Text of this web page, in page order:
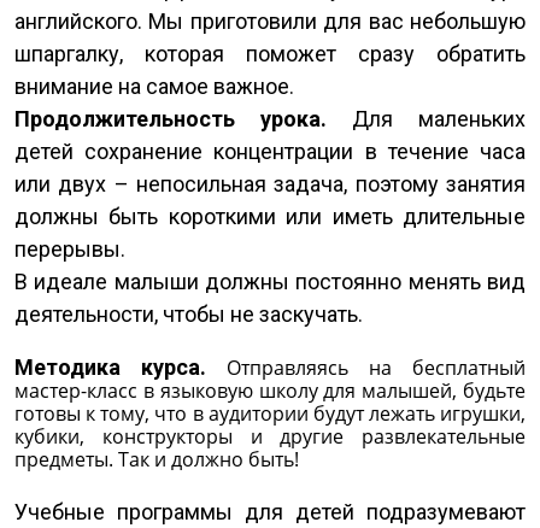
английского. Мы приготовили для вас небольшую
шпаргалку, которая поможет сразу обратить
внимание на самое важное.
Продолжительность урока. Для маленьких
детей сохранение концентрации в течение часа
или двух – непосильная задача, поэтому занятия
должны быть короткими или иметь длительные
перерывы.
В идеале малыши должны постоянно менять вид
деятельности, чтобы не заскучать.
Методика курса. Отправляясь на бесплатный
мастер-класс в языковую школу для малышей, будьте
готовы к тому, что в аудитории будут лежать игрушки,
кубики, конструкторы и другие развлекательные
предметы. Так и должно быть!
Учебные программы для детей подразумевают